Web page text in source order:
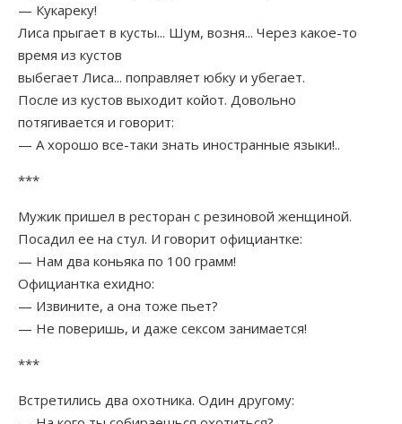
— Кукареку!
Лиса прыгает в кусты... Шум, возня... Через какое-то
время из кустов
выбегает Лиса... поправляет юбку и убегает.
После из кустов выходит койот. Довольно
потягивается и говорит:
— А хорошо все-таки знать иностранные языки!..
***
Мужик пришел в ресторан с резиновой женщиной.
Посадил ее на стул. И говорит официантке:
— Нам два коньяка по 100 грамм!
Официантка ехидно:
— Извините, а она тоже пьет?
— Не поверишь, и даже сексом занимается!
***
Встретились два охотника. Один другому: